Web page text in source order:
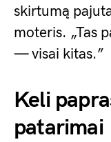
skirtumą
moteris. „Tas
— visai kitas.”
Keli
patarimai